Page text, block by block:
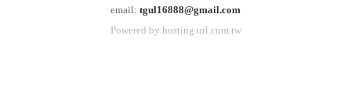
email: tgul16888@gmail.com
Powered by hosting.url.com.tw